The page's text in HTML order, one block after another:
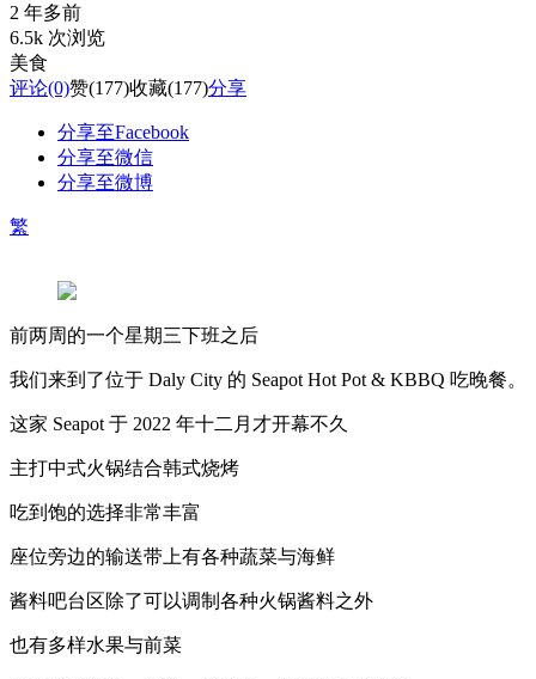
2 年多前
6.5k 次浏览
美食
评论(0)赞(177)收藏(177)分享
分享至Facebook
分享至微信
分享至微博
繁
前两周的一个星期三下班之后
我们来到了位于 Daly City 的 Seapot Hot Pot & KBBQ 吃晚餐。
这家 Seapot 于 2022 年十二月才开幕不久
主打中式火锅结合韩式烧烤
吃到饱的选择非常丰富
座位旁边的输送带上有各种蔬菜与海鲜
酱料吧台区除了可以调制各种火锅酱料之外
也有多样水果与前菜